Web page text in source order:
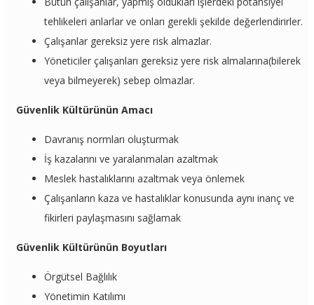
tehlikeleri anlarlar ve onları gerekli şekilde değerlendirirler.
Çalışanlar gereksiz yere risk almazlar.
Yöneticiler çalışanları gereksiz yere risk almalarına(bilerek
veya bilmeyerek) sebep olmazlar.
Güvenlik Kültürünün Amacı
Davranış normları oluşturmak
İş kazalarını ve yaralanmaları azaltmak
Meslek hastalıklarını azaltmak veya önlemek
Çalışanların kaza ve hastalıklar konusunda aynı inanç ve
fikirleri paylaşmasını sağlamak
Güvenlik Kültürünün Boyutları
Örgütsel Bağlılık
Yönetimin Katılımı